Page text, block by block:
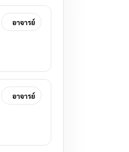
อาจารย์
อาจารย์